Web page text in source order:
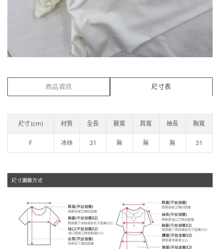
商品資訊 尺寸表
尺寸(cm) 材質 全長 腋寬 肩寬 袖長 胸寬
F 冰絲 31 無 無 無 31